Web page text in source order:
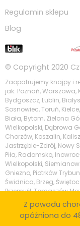
Regulamin sklepu
Blog
© Copyright 2020
Zaopatrujemy knajpy i
jak: Poznań, Warszawa,
Bydgoszcz, Lublin,
Sosnowiec, Toruń,
Biała, Bytom, Zielona
Wielkopolski, Dąbrowa
Chorzów, Koszalin,
Jastrzębie-Zdrój, Nowy
Piła, Radomsko,
Wielkopolski,
Gniezno, Piotrków
Świdnica, Brzeg,
Przemyśl, Tomaszów
Tarnobrzeg, Krosno,
Śląski, Stalowa Wola,
Otwock, Ostrów
Z powodu
opóźniona do